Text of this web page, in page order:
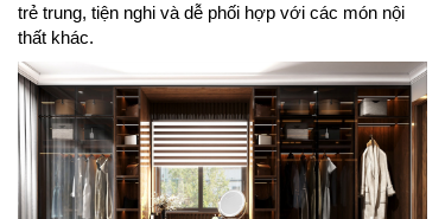
trẻ trung, tiện nghi và dễ phối hợp với các món nội
thất khác.